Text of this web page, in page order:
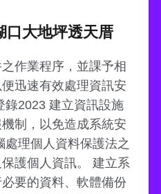
口大地坪透天厝
作業程序，並課予相
迅速有效處理資訊安
錄2023 建立資訊設施
制，以免造成系統安
理個人資料保護法之
護個人資訊。 建立系
要的資料、軟體備份